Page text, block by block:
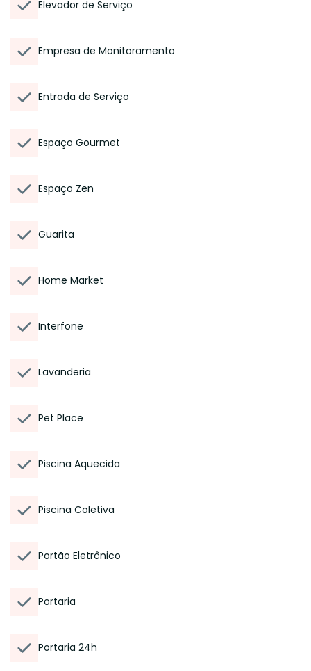
Elevador de Serviço
Empresa de Monitoramento
Entrada de Serviço
Espaço Gourmet
Espaço Zen
Guarita
Home Market
Interfone
Lavanderia
Pet Place
Piscina Aquecida
Piscina Coletiva
Portão Eletrônico
Portaria
Portaria 24h